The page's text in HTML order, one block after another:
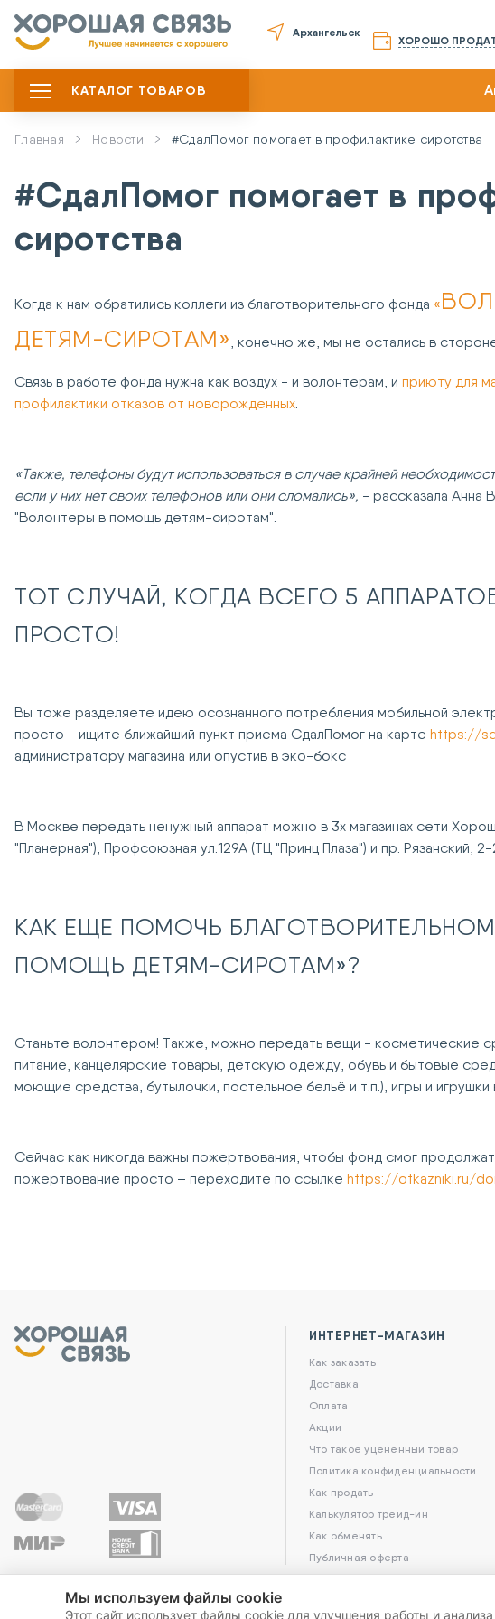
Архангельск
ХОРОШО
КАТАЛОГ ТОВАРОВ
Главная Новости #СдалПомог помогает в профилактике сиротства
#СдалПомог помогает в
сиротства
Когда к нам обратились коллеги из благотворительного фонда «
ДЕТЯМ-СИРОТАМ», конечно же, мы не остались в
Связь в работе фонда нужна как воздух - и волонтерам, и приюту для
профилактики отказов от новорожденных.
«Также, телефоны будут использоваться в случае крайней
если у них нет своих телефонов или они сломались», - рассказала Анна
"Волонтеры в помощь детям-сиротам".
ТОТ СЛУЧАЙ, КОГДА ВСЕГО 5
ПРОСТО!
Вы тоже разделяете идею осознанного потребления мобильной
просто - ищите ближайший пункт приема СдалПомог на карте https://
администратору магазина или опустив в эко-бокс
В Москве передать ненужный аппарат можно в 3х магазинах сети
"Планерная"), Профсоюзная ул.129А (ТЦ "Принц Плаза") и пр. Рязанский,
КАК ЕЩЕ ПОМОЧЬ
ПОМОЩЬ ДЕТЯМ-СИРОТАМ»?
Станьте волонтером! Также, можно передать вещи - косметические
питание, канцелярские товары, детскую одежду, обувь и бытовые
моющие средства, бутылочки, постельное бельё и т.п.), игры и игрушки
Сейчас как никогда важны пожертвования, чтобы фонд смог
пожертвование просто – переходите по ссылке https://otkazniki.ru/
ИНТЕРНЕТ-МАГАЗИН
Как заказать
Доставка
Оплата
Акции
Что такое уцененный товар
Политика конфиденциальности
Как продать
Калькулятор трейд-ин
Как обменять
Публичная оферта
Мы используем файлы cookie
Этот сайт использует файлы cookie для улучшения работы и